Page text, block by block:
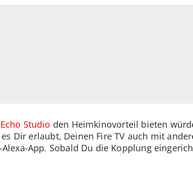
Studio den Heimkinovorteil bieten
Dir erlaubt, Deinen Fire TV auch mit
App. Sobald Du die Kopplung